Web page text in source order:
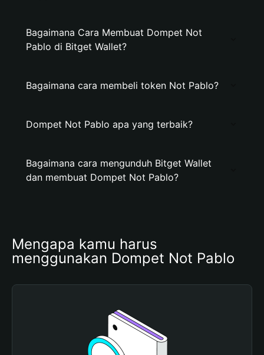
Bagaimana Cara Membuat Dompet Not
Pablo di Bitget Wallet?
Bagaimana cara membeli token Not Pablo?
Dompet Not Pablo apa yang terbaik?
Bagaimana cara mengunduh Bitget Wallet
dan membuat Dompet Not Pablo?
Mengapa kamu harus
menggunakan Dompet Not Pablo